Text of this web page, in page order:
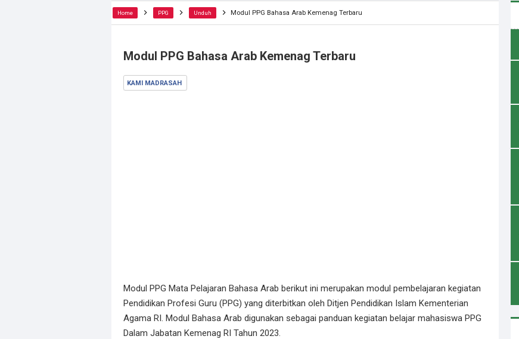
Home PPG Unduh Modul PPG Bahasa Arab Kemenag Terbaru
Modul PPG Bahasa Arab Kemenag Terbaru
KAMI MADRASAH
Modul PPG Mata Pelajaran Bahasa Arab berikut ini merupakan modul pembelajaran kegiatan
Pendidikan Profesi Guru (PPG) yang diterbitkan oleh Ditjen Pendidikan Islam Kementerian
Agama RI. Modul Bahasa Arab digunakan sebagai panduan kegiatan belajar mahasiswa PPG
Dalam Jabatan Kemenag RI Tahun 2023.